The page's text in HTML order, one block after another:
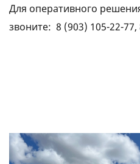
Для оперативного
звоните: 8 (903) 105-22-77,